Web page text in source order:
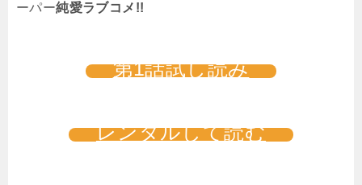
ーパー純愛ラブコメ!!
第1話試し読み
レンタルして読む